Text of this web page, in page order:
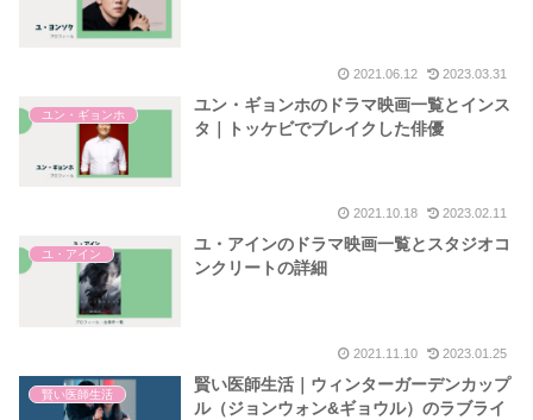
2021.06.12 2023.03.31
ユン・ギョンホ
ユン・ギョンホのドラマ映画一覧とインス
タ｜トッケビでブレイクした俳優
2021.10.18 2023.02.11
ユ・アイン
ユ・アインのドラマ映画一覧とスタジオコ
ンクリートの詳細
2021.11.10 2023.01.25
賢い医師生活
賢い医師生活｜ウィンターガーデンカップ
ル（ジョンウォン&ギョウル）のラブライ